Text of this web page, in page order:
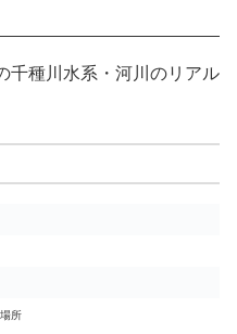
千種川水系・河川のリアル
所